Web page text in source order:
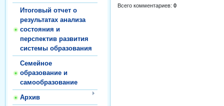
Итоговый отчет о
результатах анализа
состояния и
перспектив развития
системы образования
Семейное
образование и
самообразование
Архив
Всего комментариев: 0